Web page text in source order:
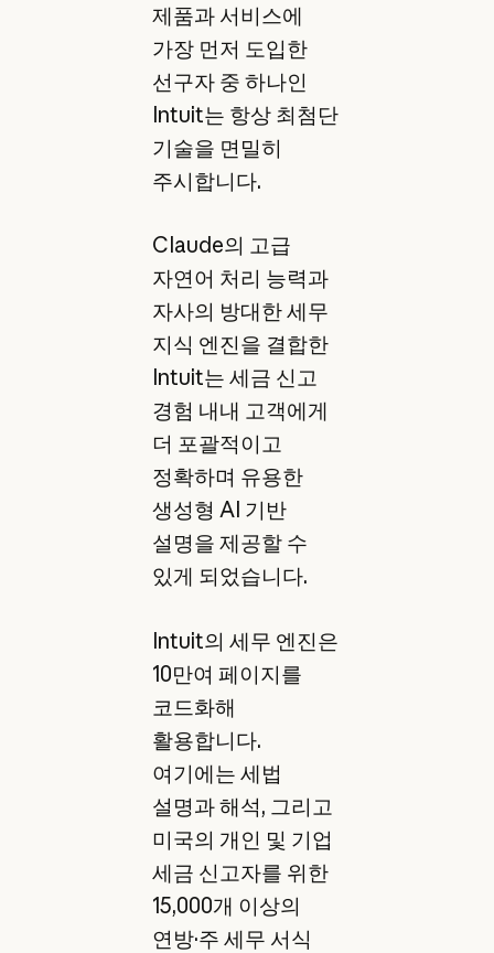
제품과 서비스에
가장 먼저 도입한
선구자 중 하나인
Intuit는 항상 최첨단
기술을 면밀히
주시합니다.
Claude의 고급
자연어 처리 능력과
자사의 방대한 세무
지식 엔진을 결합한
Intuit는 세금 신고
경험 내내 고객에게
더 포괄적이고
정확하며 유용한
생성형 AI 기반
설명을 제공할 수
있게 되었습니다.
Intuit의 세무 엔진은
10만여 페이지를
코드화해
활용합니다.
여기에는 세법
설명과 해석, 그리고
미국의 개인 및 기업
세금 신고자를 위한
15,000개 이상의
연방·주 세무 서식